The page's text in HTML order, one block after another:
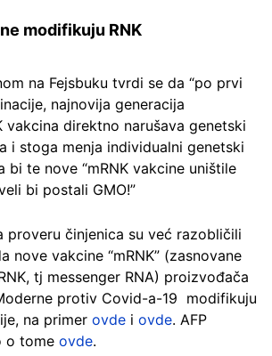
modifikuju RNK
na Fejsbuku tvrdi se da “po prvi
najnovija generacija
vakcina direktno narušava genetski
i stoga menja individualni genetski
bi te nove “mRNK vakcine uništile
bi postali GMO!”
proveru činjenica su već razobličili
nove vakcine “mRNK” (zasnovane
tj messenger RNA) proizvođača
protiv Covid-a-19 modifikuju
na primer ovde i ovde. AFP
o tome ovde.